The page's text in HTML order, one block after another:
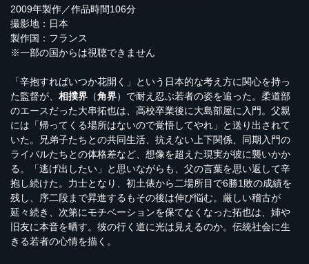
2009年製作／作品時間106分
撮影地：日本
製作国：フランス
※一部の国からは視聴できません
「辛抱すればいつか花開く」という日本的な考え方に関心を持っ
た監督が、 相撲界 （角界）で耐え忍ぶ若者の姿を追った。柔道部
のエースだった大串拓也は、高校卒業後に大島部屋に入門。父親
には「帰ってくる場所はないので覚悟してやれ」と送り出されて
いた。兄弟子たちとの共同生活、抗えない上下関係、同期入門の
ライバルたちとの体格差など、想像を超えた現実が彼に襲いかか
る。「逃げ出したい」と思いながらも、父の言葉を思い返して辛
抱し続けた。力士となり、初土俵から二場所目で6勝1敗の成績を
残し、序二段まで昇進するもその後は伸び悩む。厳しい稽古が
延々続き、次第にモチベーションを保てなくなった拓也は、姉や
旧友に本音を晒す。彼の行く道に光は見えるのか。伝統社会に生
きる若者の心情を描く。